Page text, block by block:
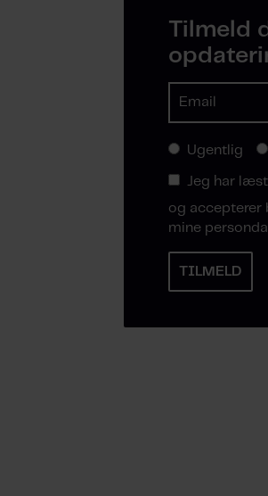
Tilmeld
Ugentlig
Jeg har læst
og accepterer
mine